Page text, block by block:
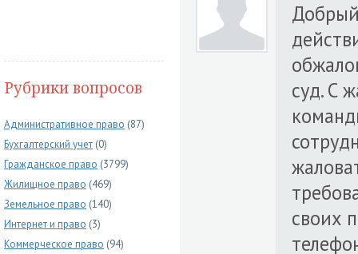
Рубрики вопросов
Административное право (87)
Бухгалтерский учет (0)
Гражданское право (3799)
Жилищное право (469)
Земельное право (140)
Интернет и право (3)
Коммерческое право (94)
Добрый
суд. С
своих